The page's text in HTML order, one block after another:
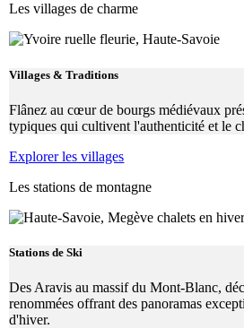
Les villages de charme
Villages & Traditions
Flânez au cœur de bourgs médiévaux
typiques qui cultivent l'authenticité et le
Explorer les villages
Les stations de montagne
Stations de Ski
Des Aravis au massif du Mont-Blanc,
renommées offrant des panoramas
d'hiver.